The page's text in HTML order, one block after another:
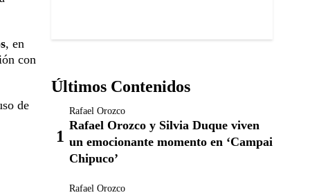
, en
con
de
Últimos Contenidos
Rafael Orozco
Rafael Orozco y Silvia Duque viven
un emocionante momento en ‘Campai
Chipuco’
Rafael Orozco